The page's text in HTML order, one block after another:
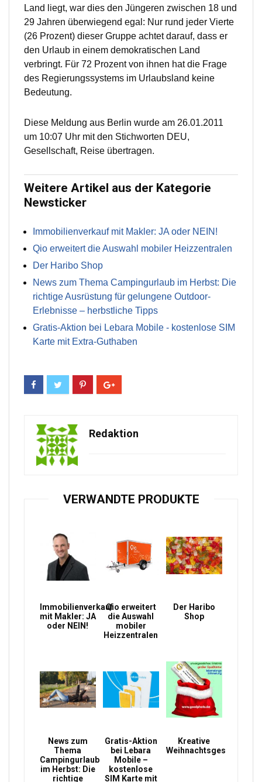
Land liegt, war dies den Jüngeren zwischen 18 und
29 Jahren überwiegend egal: Nur rund jeder Vierte
(26 Prozent) dieser Gruppe achtet darauf, dass er
den Urlaub in einem demokratischen Land
verbringt. Für 72 Prozent von ihnen hat die Frage
des Regierungssystems im Urlaubsland keine
Bedeutung.
Diese Meldung aus Berlin wurde am 26.01.2011
um 10:07 Uhr mit den Stichworten DEU,
Gesellschaft, Reise übertragen.
Weitere Artikel aus der Kategorie
Newsticker
Immobilienverkauf mit Makler: JA oder NEIN!
Qio erweitert die Auswahl mobiler Heizzentralen
Der Haribo Shop
News zum Thema Campingurlaub im Herbst: Die
richtige Ausrüstung für gelungene Outdoor-
Erlebnisse – herbstliche Tipps
Gratis-Aktion bei Lebara Mobile - kostenlose SIM
Karte mit Extra-Guthaben
Redaktion
VERWANDTE PRODUKTE
Immobilienverkauf
mit Makler: JA
oder NEIN!
Qio erweitert
die Auswahl
mobiler
Heizzentralen
Der Haribo
Shop
News zum
Thema
Campingurlaub
im Herbst: Die
richtige
Gratis-Aktion
bei Lebara
Mobile –
kostenlose
SIM Karte mit
Kreative
Weihnachtsgeschenke